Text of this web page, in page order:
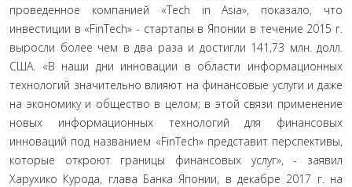
про­веденное компанией «Tech in Asia», показало, что
инвестиции в «FinTech» - стартапы в Японии в течение 2015 г.
выросли более чем в два раза и достигли 141,73 млн. долл.
США. «В наши дни инновации в области информационных
технологий зна­чительно влияют на финансовые услуги и даже
на экономику и общество в целом; в этой связи применение
новых инфор­мационных технологий для финансовых
инноваций под на­званием «FinTech» представит перспективы,
которые откроют границы финансовых услуг», - заявил
Харухико Курода, глава Банка Японии, в декабре 2017 г. на